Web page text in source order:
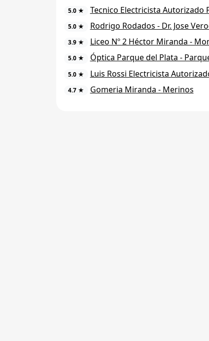
5.0 ★ Tecnico Electricista Autorizado
5.0 ★ Rodrigo Rodados - Dr. Jose
3.9 ★ Liceo Nº 2 Héctor Miranda -
5.0 ★ Óptica Parque del Plata -
5.0 ★ Luis Rossi Electricista
4.7 ★ Gomeria Miranda - Merinos